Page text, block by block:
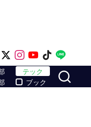
Like on Facebook
Follow on x
Follow on
Follow on
Follow
テック
ブック